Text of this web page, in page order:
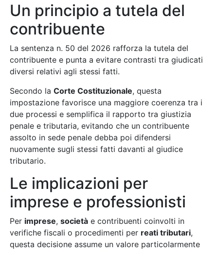
Un principio a tutela del
contribuente
La sentenza n. 50 del 2026 rafforza la tutela del
contribuente e punta a evitare contrasti tra giudicati
diversi relativi agli stessi fatti.
Secondo la Corte Costituzionale, questa
impostazione favorisce una maggiore coerenza tra i
due processi e semplifica il rapporto tra giustizia
penale e tributaria, evitando che un contribuente
assolto in sede penale debba poi difendersi
nuovamente sugli stessi fatti davanti al giudice
tributario.
Le implicazioni per
imprese e professionisti
Per imprese, società e contribuenti coinvolti in
verifiche fiscali o procedimenti per reati tributari,
questa decisione assume un valore particolarmente